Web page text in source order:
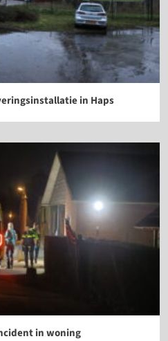
in Haps
in woning